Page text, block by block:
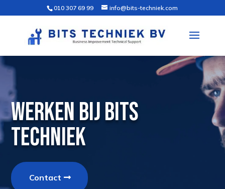
010 307 69 99 info@bits-techniek.com
WERKEN BIJ BITS
TECHNIEK
Contact